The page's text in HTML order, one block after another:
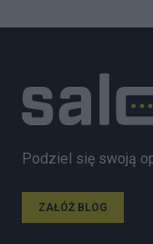
Podziel się swoją
ZAŁÓŻ BLOG